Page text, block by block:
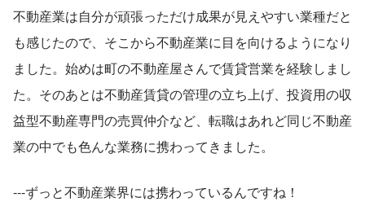
不動産業は自分が頑張っただけ成果が見えやすい業種だと
も感じたので、そこから不動産業に目を向けるようになり
ました。始めは町の不動産屋さんで賃貸営業を経験しまし
た。そのあとは不動産賃貸の管理の立ち上げ、投資用の収
益型不動産専門の売買仲介など、転職はあれど同じ不動産
業の中でも色んな業務に携わってきました。
---ずっと不動産業界には携わっているんですね！